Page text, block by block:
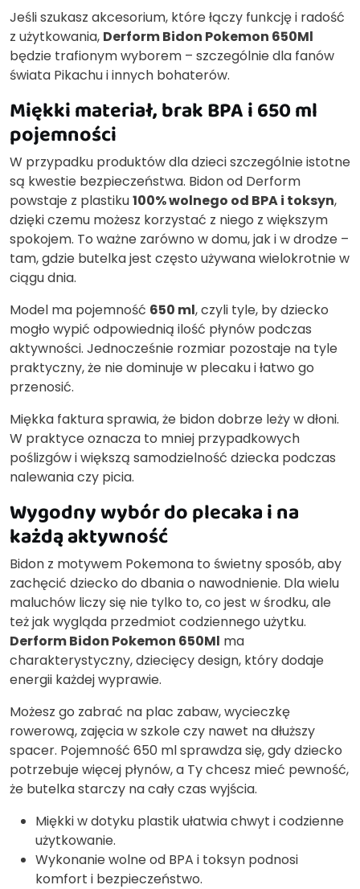
Jeśli szukasz akcesorium, które łączy funkcję i radość
z użytkowania, Derform Bidon Pokemon 650Ml
będzie trafionym wyborem – szczególnie dla fanów
świata Pikachu i innych bohaterów.
Miękki materiał, brak BPA i 650 ml
pojemności
W przypadku produktów dla dzieci szczególnie istotne
są kwestie bezpieczeństwa. Bidon od Derform
powstaje z plastiku100% wolnego od BPA i toksyn,
dzięki czemu możesz korzystać z niego z większym
spokojem. To ważne zarówno w domu, jak i w drodze –
tam, gdzie butelka jest często używana wielokrotnie w
ciągu dnia.
Model ma pojemność 650 ml, czyli tyle, by dziecko
mogło wypić odpowiednią ilość płynów podczas
aktywności. Jednocześnie rozmiar pozostaje na tyle
praktyczny, że nie dominuje w plecaku i łatwo go
przenosić.
Miękka faktura sprawia, że bidon dobrze leży w dłoni.
W praktyce oznacza to mniej przypadkowych
poślizgów i większą samodzielność dziecka podczas
nalewania czy picia.
Wygodny wybór do plecaka i na
każdą aktywność
Bidon z motywem Pokemona to świetny sposób, aby
zachęcić dziecko do dbania o nawodnienie. Dla wielu
maluchów liczy się nie tylko to, co jest w środku, ale
też jak wygląda przedmiot codziennego użytku.
Derform Bidon Pokemon 650Ml ma
charakterystyczny, dziecięcy design, który dodaje
energii każdej wyprawie.
Możesz go zabrać na plac zabaw, wycieczkę
rowerową, zajęcia w szkole czy nawet na dłuższy
spacer. Pojemność 650 ml sprawdza się, gdy dziecko
potrzebuje więcej płynów, a Ty chcesz mieć pewność,
że butelka starczy na cały czas wyjścia.
Miękki w dotyku plastik ułatwia chwyt i codzienne
użytkowanie.
Wykonanie wolne od BPA i toksyn podnosi
komfort i bezpieczeństwo.